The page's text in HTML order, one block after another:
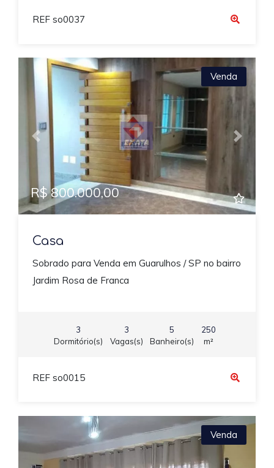
REF so0037
Previous Next
Venda
R$ 800.000,00
Casa
Sobrado para Venda em Guarulhos / SP no bairro
Jardim Rosa de Franca
3
Dormitório(s)
3
Vagas(s)
5
Banheiro(s)
250
m²
REF so0015
Venda